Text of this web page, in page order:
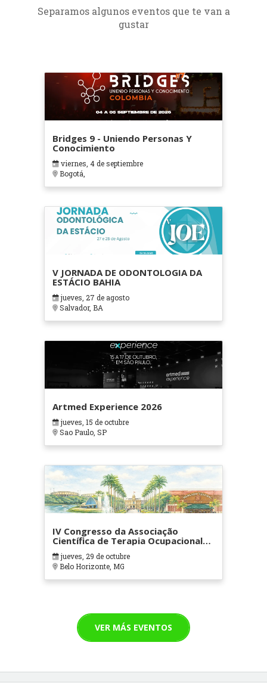
Separamos algunos eventos que te van a
gustar
Bridges 9 - Uniendo Personas Y
Conocimiento
viernes, 4 de septiembre
Bogotá,
V JORNADA DE ODONTOLOGIA DA
ESTÁCIO BAHIA
jueves, 27 de agosto
Salvador, BA
Artmed Experience 2026
jueves, 15 de octubre
Sao Paulo, SP
IV Congresso da Associação
Científica de Terapia Ocupacional
em Contextos Hospitalares e
Cuidados Paliativos - ATOHOSP
jueves, 29 de octubre
Belo Horizonte, MG
VER MÁS EVENTOS